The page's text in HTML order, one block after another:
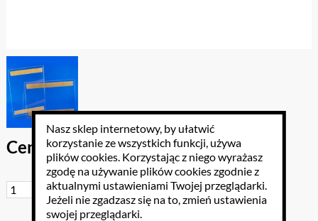
Cena brutto: 14.76 PLN
Do koszyka
Nasz sklep internetowy, by ułatwić
korzystanie ze wszystkich funkcji, używa
plików cookies. Korzystając z niego wyrażasz
zgodę na używanie plików cookies zgodnie z
aktualnymi ustawieniami Twojej przeglądarki.
Jeżeli nie zgadzasz się na to, zmień ustawienia
swojej przeglądarki.